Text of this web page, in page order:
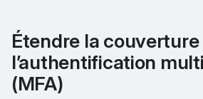
Étendre la couverture
l’authentification
(MFA)